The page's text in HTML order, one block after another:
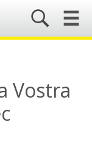
☰
Vostra